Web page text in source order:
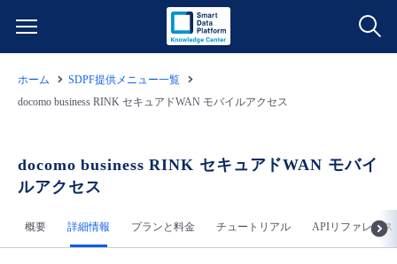
サービス一覧
クラウド/サーバー
データ利活用
料金情報
ご利用開始ガイド
ホーム
SDPF提供メニュー一覧
docomo business RINK セキュアドWAN モバイルアクセス
docomo business RINK セキュアドWAN モバイ
ルアクセス
概要 詳細情報 プランと料金 チュートリアル APIリファレンス